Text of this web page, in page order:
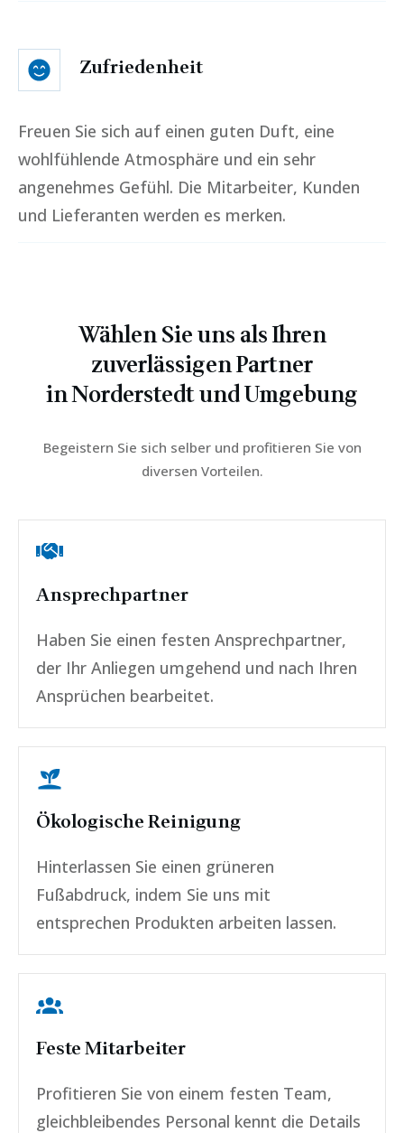
Zufriedenheit
Freuen Sie sich auf einen guten Duft, eine
wohlfühlende Atmosphäre und ein sehr
angenehmes Gefühl. Die Mitarbeiter, Kunden
und Lieferanten werden es merken.
Wählen Sie uns als Ihren
zuverlässigen Partner
inNorderstedtund Umgebung
Begeistern Sie sich selber und profitieren Sie von
diversen Vorteilen.
Ansprechpartner
Haben Sie einen festen Ansprechpartner,
der Ihr Anliegen umgehend und nach Ihren
Ansprüchen bearbeitet.
Ökologische Reinigung
Hinterlassen Sie einen grüneren
Fußabdruck, indem Sie uns mit
entsprechen Produkten arbeiten lassen.
Feste Mitarbeiter
Profitieren Sie von einem festen Team,
gleichbleibendes Personal kennt die Details